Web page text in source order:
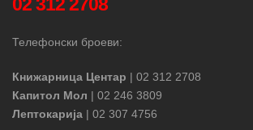
02 312 2708
Телефонски броеви:
Книжарница Центар | 02 312 2708
Капитол Мол | 02 246 3809
Лептокарија | 02 307 4756